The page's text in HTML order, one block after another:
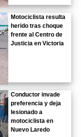
Motociclista resulta
herido tras choque
frente al Centro de
Justicia en Victoria
Conductor invade
preferencia y deja
lesionado a
motociclista en
Nuevo Laredo